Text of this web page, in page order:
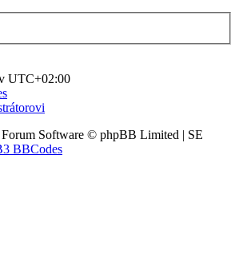
UTC+02:00
Software © phpBB Limited | SE
BBCodes